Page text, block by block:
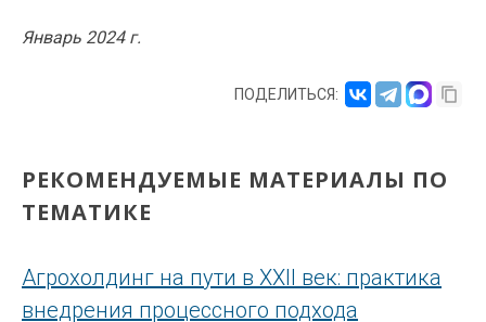
Январь 2024 г.
ПОДЕЛИТЬСЯ:
РЕКОМЕНДУЕМЫЕ МАТЕРИАЛЫ ПО
ТЕМАТИКЕ
Агрохолдинг на пути в XXII век: практика
внедрения процессного подхода